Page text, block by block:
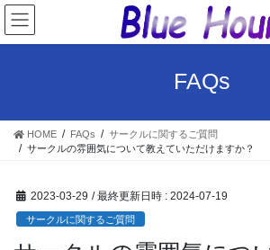
コ
ン
テ
ス
ナ
ビ
ゲ
ン
FAQs
HOME FAQs
サークルに関するご質問
サークルの雰囲気について教えていただけますか？
2023-03-29 / 最終更新日時 : 2024-07-19
サークルに関するご質問